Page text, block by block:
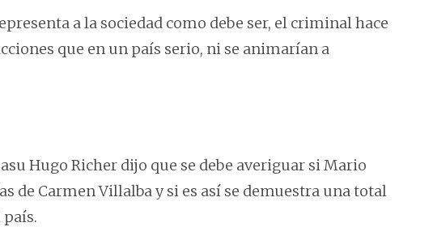
a la sociedad como debe ser, el criminal hace
que en un país serio, ni se animarían a
Hugo Richer dijo que se debe averiguar si Mario
de Carmen Villalba y si es así se demuestra una total